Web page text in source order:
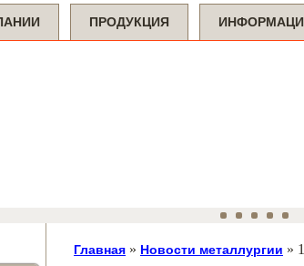
ПРОДУКЦИЯ
Главная » Новости металлургии »